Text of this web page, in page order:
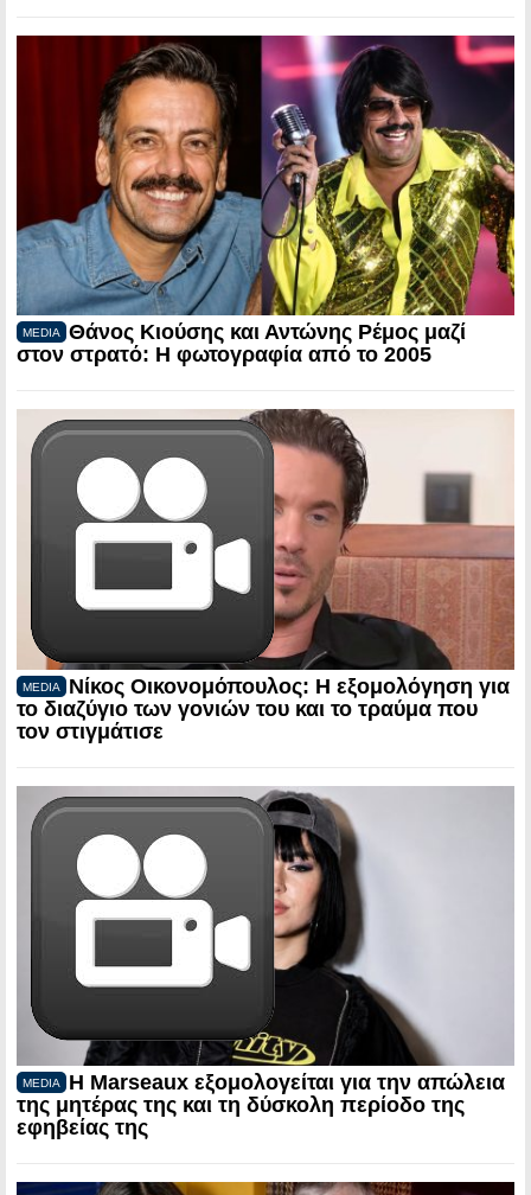
MEDIA
Θάνος Κιούσης και Αντώνης Ρέμος μαζί
στον στρατό: Η φωτογραφία από το 2005
MEDIA
Νίκος Οικονομόπουλος: Η εξομολόγηση για
το διαζύγιο των γονιών του και το τραύμα που
τον στιγμάτισε
MEDIA
Η Marseaux εξομολογείται για την απώλεια
της μητέρας της και τη δύσκολη περίοδο της
εφηβείας της